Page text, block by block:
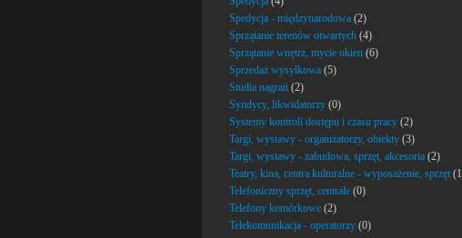
Spedycja - międzynarodowa (2)
Sprzątanie terenów otwartych (4)
Sprzątanie wnętrz, mycie okien (6)
Sprzedaż wysyłkowa (5)
Studia nagrań (2)
Syndycy, likwidatorzy (0)
Systemy kontroli dostępu i czasu pracy (2)
Targi, wystawy - organizatorzy, obiekty (3)
Targi, wystawy - zabudowa, sprzęt, akcesoria (2)
Teatry, kina, centra kulturalne - wyposażenie, sprzęt
Telefoniczny sprzęt, centrale (0)
Telefony komórkowe (2)
Telekomunikacja - operatorzy (0)